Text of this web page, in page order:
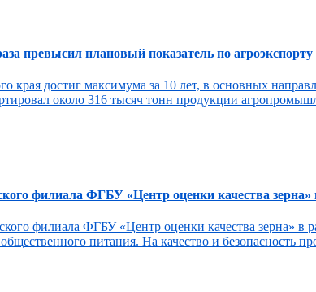
превысил плановый показатель по агроэкспорту
края достиг максимума за 10 лет, в основных
около 316 тысяч тонн продукции
филиала ФГБУ «Центр оценки качества
филиала ФГБУ «Центр оценки качества зерна» в
питания. На качество и безопасность